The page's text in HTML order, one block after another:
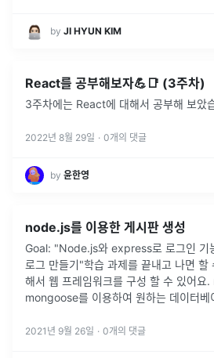
by JI HYUN KIM
React를 공부해보자💪📑 (3주차)
3주차에는 React에 대해서 공부해 보았
2022년 8월 29일 · 0개의 댓글
by 윤한영
node.js를 이용한 게시판 생성
Goal: "Node.js와 express로 로그인 기
로그 만들기"학습 과제를 끝내고 나면
해서 웹 프레임워크를 구성 할 수 있어
mongoose를 이용하여 원하는 데이터베
2021년 9월 26일 · 0개의 댓글